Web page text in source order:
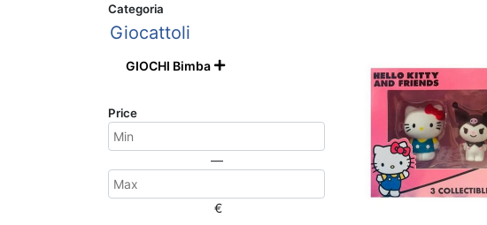
Categoria
Giocattoli
GIOCHI Bimba 
Price
—
€